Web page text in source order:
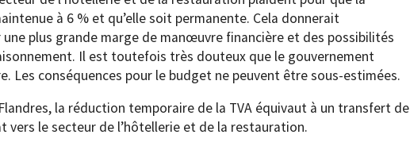
à 6 % et qu’elle soit permanente. Cela donnerait
plus grande marge de manœuvre financière et des possibilités
Il est toutefois très douteux que le gouvernement
Les conséquences pour le budget ne peuvent être sous-estimées.
la réduction temporaire de la TVA équivaut à un transfert de
vers le secteur de l’hôtellerie et de la restauration.